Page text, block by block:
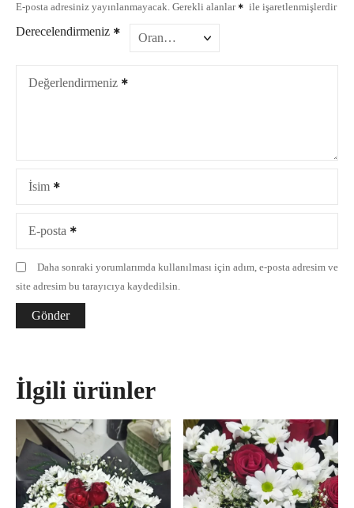
E-posta adresiniz yayınlanmayacak. Gerekli alanlar ile işaretlenmişlerdir
Derecelendirmeniz
Değerlendirmeniz
İsim
E-posta
Daha sonraki yorumlarımda kullanılması için adım, e-posta adresim ve
site adresim bu tarayıcıya kaydedilsin.
İlgili ürünler